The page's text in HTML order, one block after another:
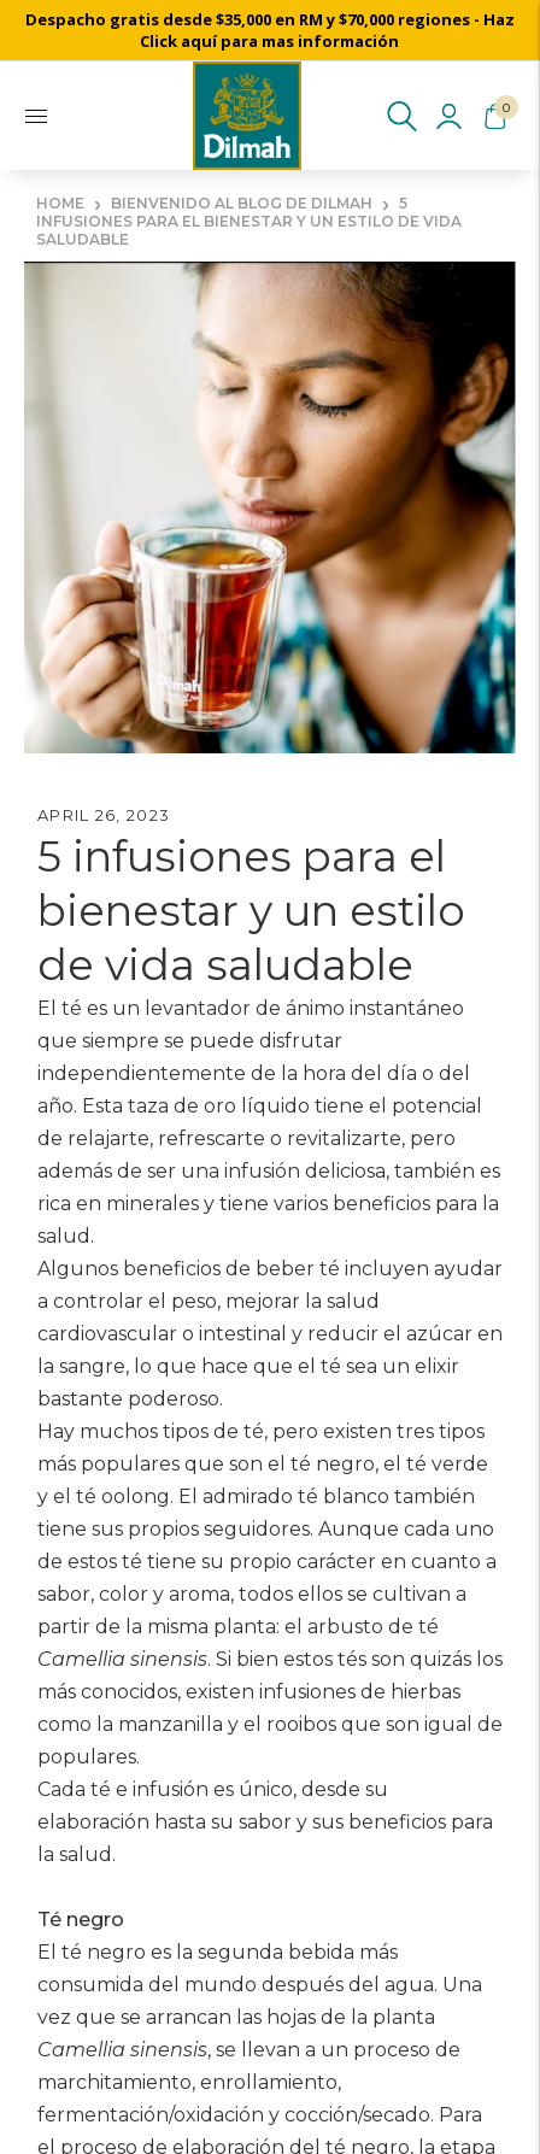
Despacho gratis desde $35,000 en RM y $70,000 regiones - Haz
Click aquí para mas información
0
HOME › BIENVENIDO AL BLOG DE DILMAH › 5
INFUSIONES PARA EL BIENESTAR Y UN ESTILO DE VIDA
SALUDABLE
APRIL 26, 2023
5 infusiones para el
bienestar y un estilo
de vida saludable
El té es un levantador de ánimo instantáneo
que siempre se puede disfrutar
independientemente de la hora del día o del
año. Esta taza de oro líquido tiene el potencial
de relajarte, refrescarte o revitalizarte, pero
además de ser una infusión deliciosa, también es
rica en minerales y tiene varios beneficios para la
salud.
Algunos beneficios de beber té incluyen ayudar
a controlar el peso, mejorar la salud
cardiovascular o intestinal y reducir el azúcar en
la sangre, lo que hace que el té sea un elixir
bastante poderoso.
Hay muchos tipos de té, pero existen tres tipos
más populares que son el té negro, el té verde
y el té oolong. El admirado té blanco también
tiene sus propios seguidores. Aunque cada uno
de estos té tiene su propio carácter en cuanto a
sabor, color y aroma, todos ellos se cultivan a
partir de la misma planta: el arbusto de té
Camellia sinensis. Si bien estos tés son quizás los
más conocidos, existen infusiones de hierbas
como la manzanilla y el rooibos que son igual de
populares.
Cada té e infusión es único, desde su
elaboración hasta su sabor y sus beneficios para
la salud.
Té negro
El té negro es la segunda bebida más
consumida del mundo después del agua. Una
vez que se arrancan las hojas de la planta
Camellia sinensis, se llevan a un proceso de
marchitamiento, enrollamiento,
fermentación/oxidación y cocción/secado. Para
el proceso de elaboración del té negro, la etapa